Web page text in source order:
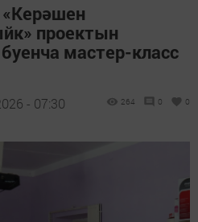
проектын
мастер-класс
- 07:30 264 0 0